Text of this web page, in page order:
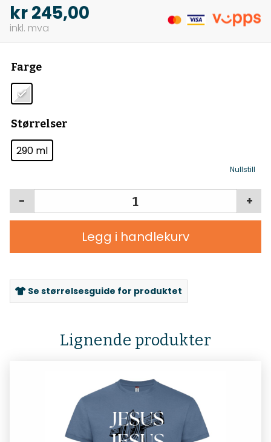
kr245,00
Farge
Størrelser
290 ml
Nullstill
+
-
Legg i handlekurv
Se størrelsesguide for produktet
Lignende produkter